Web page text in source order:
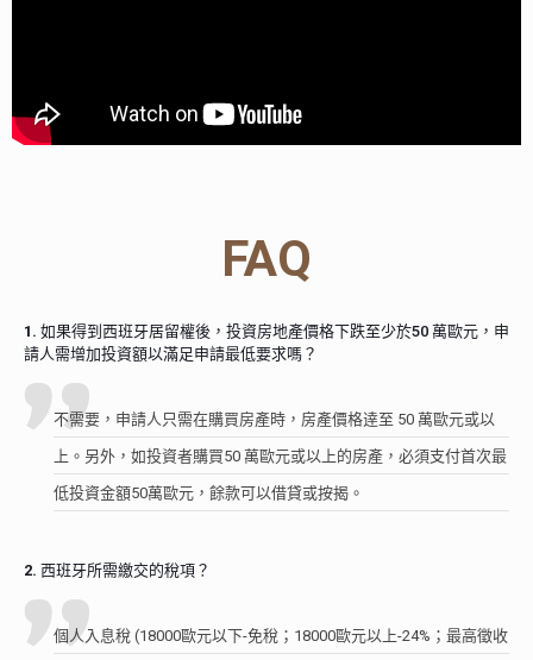
FAQ
1. 如果得到西班牙居留權後，投資房地產價格下跌至少於50 萬歐元，申
請人需增加投資額以滿足申請最低要求嗎？
不需要，申請人只需在購買房產時，房產價格逹至 50 萬歐元或以
上。另外，如投資者購買50 萬歐元或以上的房產，必須支付首次最
低投資金額50萬歐元，餘款可以借貸或按揭。
2. 西班牙所需繳交的稅項？
個人入息稅 (18000歐元以下-免稅； 18000歐元以上-24% ；最高徵收